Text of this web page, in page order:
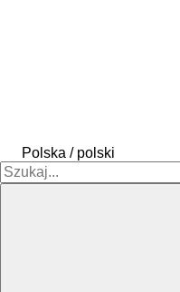
Polska / polski